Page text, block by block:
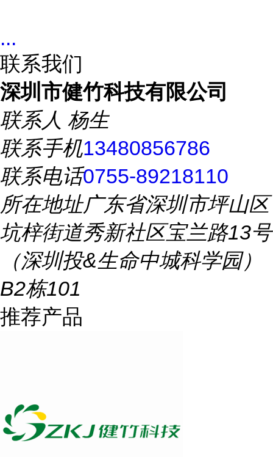
...
联系我们
深圳市健竹科技有限公司
联系人 杨生
联系手机13480856786
联系电话0755-89218110
所在地址广东省深圳市坪山区
坑梓街道秀新社区宝兰路13号
（深圳投&生命中城科学园）
B2栋101
推荐产品